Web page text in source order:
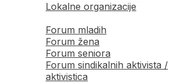
Lokalne organizacije
Forum mladih
Forum žena
Forum seniora
Forum sindikalnih aktivista /
aktivistica